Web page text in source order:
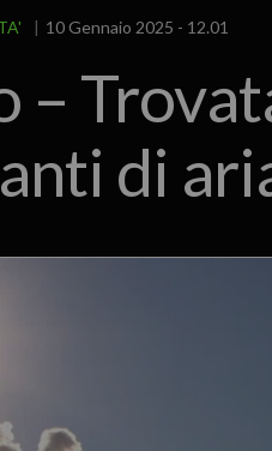
10 Gennaio 2025 - 12.01
–
di